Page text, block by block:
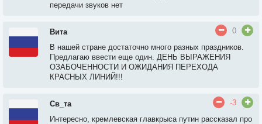
передачи звуков нет
Вита
0
В нашей стране достаточно много разных праздников.
Предлагаю ввести еще один. ДЕНЬ ВЫРАЖЕНИЯ
ОЗАБОЧЕННОСТИ И ОЖИДАНИЯ ПЕРЕХОДА
КРАСНЫХ ЛИНИЙ!!!
Св_та
-3
Интересно, кремлевская главкрыса путин рассказал про